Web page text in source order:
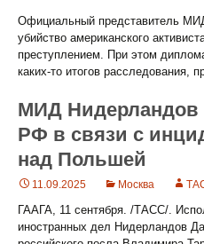
Официальный представитель
убийство американского
преступлением. При этом
каких-то итогов расследования,
МИД Нидерландов
РФ в связи с
над Польшей
11.09.2025 Москва
ГААГА, 11 сентября. /ТАСС/.
иностранных дел Нидерландов